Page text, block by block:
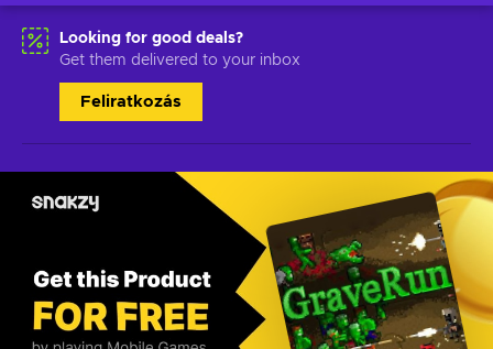
Looking for good deals?
Get them delivered to your inbox
Feliratkozás